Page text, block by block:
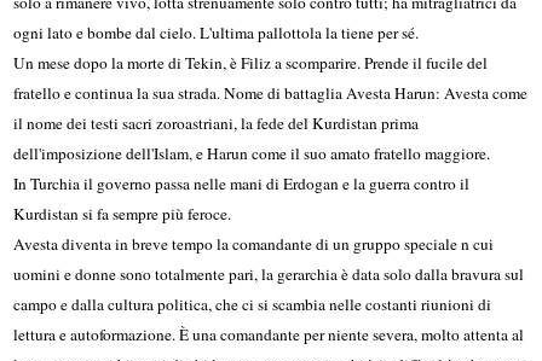
ogni lato e bombe dal cielo. L'ultima pallottola la tiene per sé.
Un mese dopo la morte di Tekin, è Filiz a scomparire. Prende il fucile del
fratello e continua la sua strada. Nome di battaglia Avesta Harun: Avesta come
il nome dei testi sacri zoroastriani, la fede del Kurdistan prima
dell'imposizione dell'Islam, e Harun come il suo amato fratello maggiore.
In Turchia il governo passa nelle mani di Erdogan e la guerra contro il
Kurdistan si fa sempre più feroce.
Avesta diventa in breve tempo la comandante di un gruppo speciale n cui
uomini e donne sono totalmente pari, la gerarchia è data solo dalla bravura sul
campo e dalla cultura politica, che ci si scambia nelle costanti riunioni di
lettura e autoformazione. È una comandante per niente severa, molto attenta al